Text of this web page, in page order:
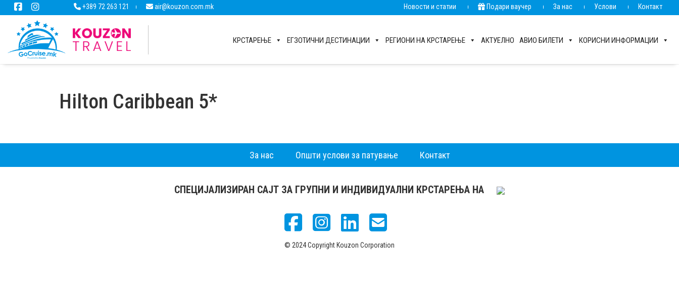
+389 72 263 121 air@kouzon.com.mk Новости и статии Подари ваучер За нас Услови Контакт
КРСТАРЕЊЕ ЕГЗОТИЧНИ ДЕСТИНАЦИИ РЕГИОНИ НА КРСТАРЕЊЕ АКТУЕЛНО АВИО БИЛЕТИ КОРИСНИ ИНФОРМАЦИИ
Hilton Caribbean 5*
За нас Општи услови за патување Контакт
СПЕЦИЈАЛИЗИРАН САЈТ ЗА ГРУПНИ И ИНДИВИДУАЛНИ КРСТАРЕЊА НА
© 2024 Copyright Kouzon Corporation